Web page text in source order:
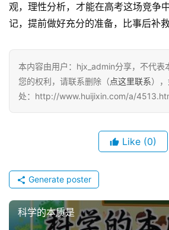
观，理性分析，才能在高考这场竞争
记，提前做好充分的准备，比事后补救
本内容由用户：hjx_admin分享，不代表
您的权利，请联系删除（点这里联系）
处：http://www.huijixin.com/a/
Like (0)
Generate poster
科学的本质是